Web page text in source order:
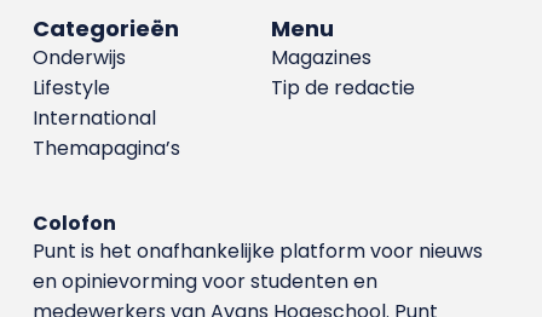
Menu
Magazines
Tip de redactie
Categorieën
Onderwijs
Lifestyle
International
Themapagina’s
Colofon
Punt is het onafhankelijke platform voor nieuws
en opinievorming voor studenten en